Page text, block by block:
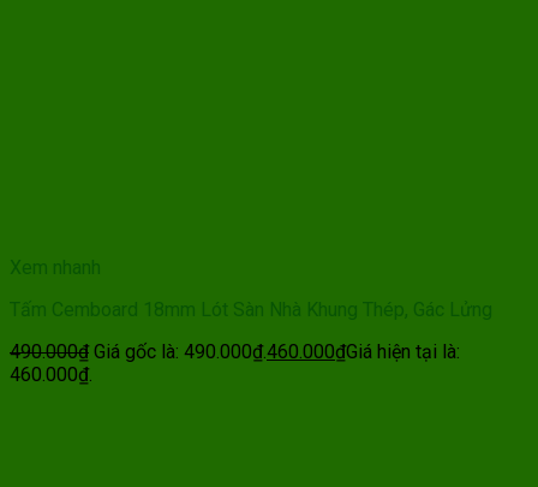
Xem nhanh
Tấm Cemboard 18mm Lót Sàn Nhà Khung Thép, Gác Lửng
490.000₫ Giá gốc là: 490.000₫.460.000₫Giá hiện tại là:
460.000₫.